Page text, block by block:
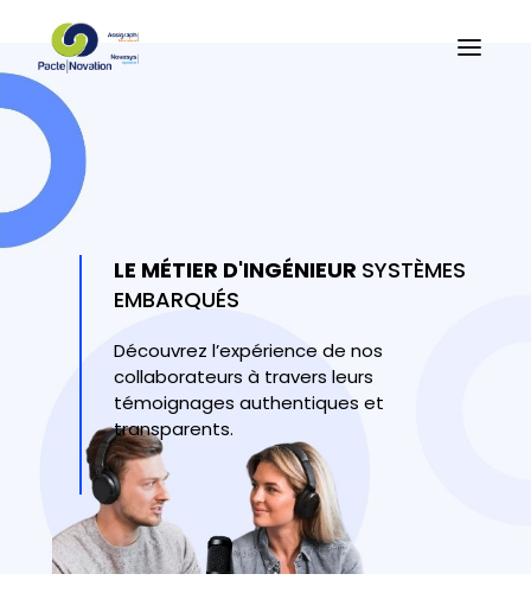
LE MÉTIER D'INGÉNIEUR SYSTÈMES
EMBARQUÉS
Découvrez l’expérience de nos
collaborateurs à travers leurs
témoignages authentiques et
transparents.